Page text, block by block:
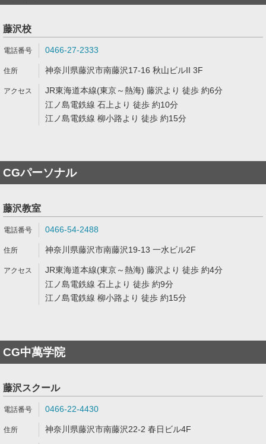
藤沢校
0466-27-2333
神奈川県藤沢市南藤沢17-16 秋山ビルII 3F
JR東海道本線(東京～熱海) 藤沢より 徒歩 約6分
江ノ島電鉄線 石上より 徒歩 約10分
江ノ島電鉄線 柳小路より 徒歩 約15分
CGパーソナル
藤沢教室
0466-54-2488
神奈川県藤沢市南藤沢19-13 一水ビル2F
JR東海道本線(東京～熱海) 藤沢より 徒歩 約4分
江ノ島電鉄線 石上より 徒歩 約9分
江ノ島電鉄線 柳小路より 徒歩 約15分
CG中萬学院
藤沢スクール
0466-22-4430
神奈川県藤沢市南藤沢22-2 春日ビル4F